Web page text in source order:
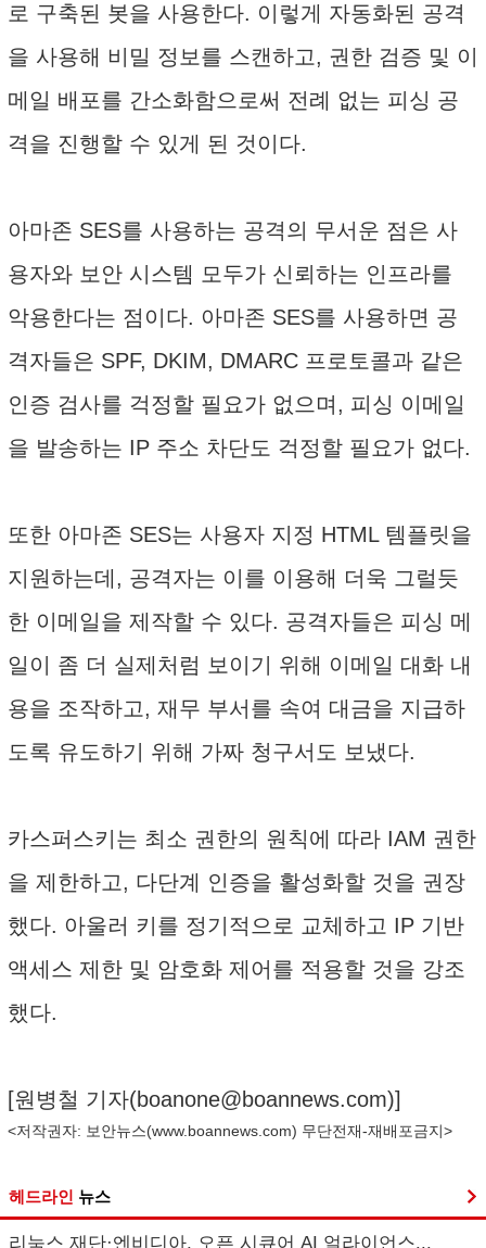
로 구축된 봇을 사용한다. 이렇게 자동화된 공격
을 사용해 비밀 정보를 스캔하고, 권한 검증 및 이
메일 배포를 간소화함으로써 전례 없는 피싱 공
격을 진행할 수 있게 된 것이다.
아마존 SES를 사용하는 공격의 무서운 점은 사
용자와 보안 시스템 모두가 신뢰하는 인프라를
악용한다는 점이다. 아마존 SES를 사용하면 공
격자들은 SPF, DKIM, DMARC 프로토콜과 같은
인증 검사를 걱정할 필요가 없으며, 피싱 이메일
을 발송하는 IP 주소 차단도 걱정할 필요가 없다.
또한 아마존 SES는 사용자 지정 HTML 템플릿을
지원하는데, 공격자는 이를 이용해 더욱 그럴듯
한 이메일을 제작할 수 있다. 공격자들은 피싱 메
일이 좀 더 실제처럼 보이기 위해 이메일 대화 내
용을 조작하고, 재무 부서를 속여 대금을 지급하
도록 유도하기 위해 가짜 청구서도 보냈다.
카스퍼스키는 최소 권한의 원칙에 따라 IAM 권한
을 제한하고, 다단계 인증을 활성화할 것을 권장
했다. 아울러 키를 정기적으로 교체하고 IP 기반
액세스 제한 및 암호화 제어를 적용할 것을 강조
했다.
[원병철 기자(boanone@boannews.com)]
<저작권자: 보안뉴스(www.boannews.com) 무단전재-재배포금지>
헤드라인 뉴스
리눅스 재단·엔비디아, 오픈 시큐어 AI 얼라이언스...